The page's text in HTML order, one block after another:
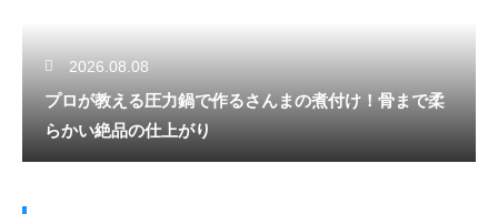
2026.08.08
プロが教える圧力鍋で作るさんまの煮付け！骨まで柔
らかい絶品の仕上がり